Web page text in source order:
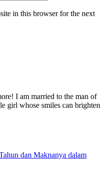
in this browser for the next
I am married to the man of
girl whose smiles can brighten